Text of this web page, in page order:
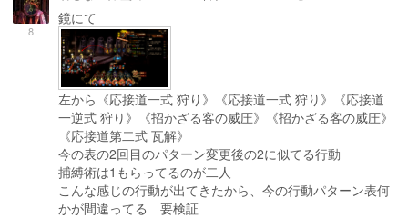
8
鏡にて
左から《応接道一式 狩り》《応接道一式 狩り》《応接道
一逆式 狩り》《招かざる客の威圧》《招かざる客の威圧》
《応接道第二式 瓦解》
今の表の2回目のパターン変更後の2に似てる行動
捕縛術は1もらってるのが二人
こんな感じの行動が出てきたから、今の行動パターン表何
かが間違ってる 要検証